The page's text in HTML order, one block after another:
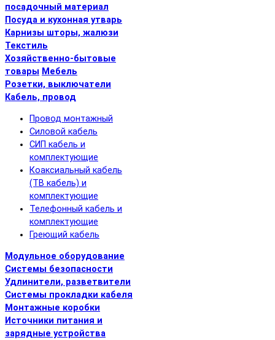
посадочный материал
Посуда и кухонная утварь
Карнизы шторы, жалюзи
Текстиль
Хозяйственно-бытовые
товары Мебель
Розетки, выключатели
Кабель, провод
Провод монтажный
Силовой кабель
СИП кабель и
комплектующие
Коаксиальный кабель
(ТВ кабель) и
комплектующие
Телефонный кабель и
комплектующие
Греющий кабель
Модульное оборудование
Системы безопасности
Удлинители, разветвители
Системы прокладки кабеля
Монтажные коробки
Источники питания и
зарядные устройства